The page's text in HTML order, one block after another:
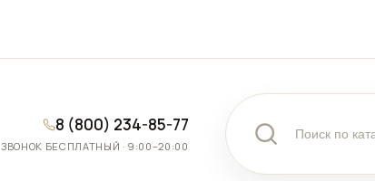
8 (800) 234-85-77
ЗВОНОК БЕСПЛАТНЫЙ · 9:00–20:00